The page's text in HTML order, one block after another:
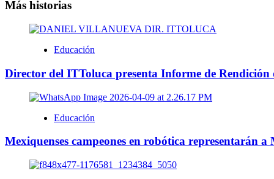
Más historias
Educación
Director del ITToluca presenta Informe de Rendición
Educación
Mexiquenses campeones en robótica representarán a